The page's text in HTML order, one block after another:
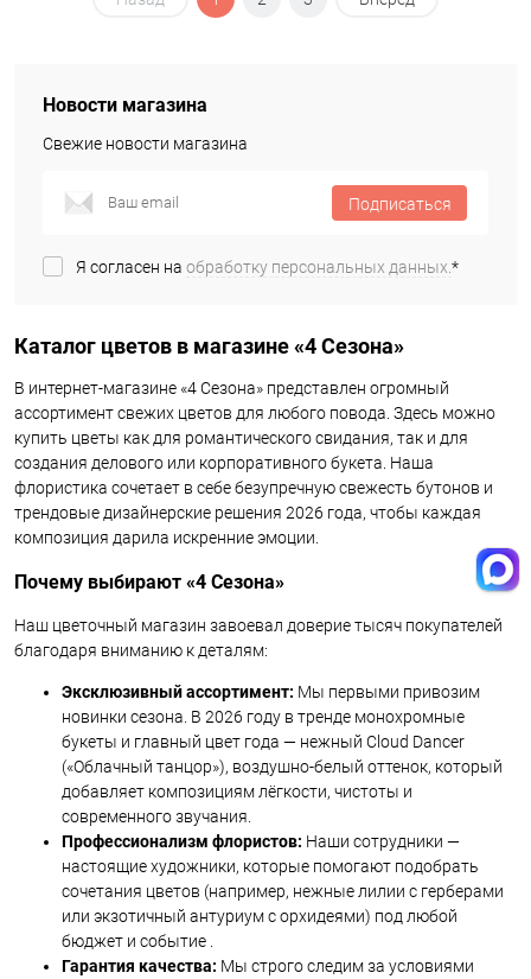
Новости магазина
Свежие новости магазина
Подписаться
Я согласен на обработку персональных данных.*
Каталог цветов в магазине «4 Сезона»
В интернет-магазине «4 Сезона» представлен огромный
ассортимент свежих цветов для любого повода. Здесь можно
купить цветы как для романтического свидания, так и для
создания делового или корпоративного букета. Наша
флористика сочетает в себе безупречную свежесть бутонов и
трендовые дизайнерские решения 2026 года, чтобы каждая
композиция дарила искренние эмоции.
Почему выбирают «4 Сезона»
Наш цветочный магазин завоевал доверие тысяч покупателей
благодаря вниманию к деталям:
Эксклюзивный ассортимент: Мы первыми привозим
новинки сезона. В 2026 году в тренде монохромные
букеты и главный цвет года — нежный Cloud Dancer
(«Облачный танцор»), воздушно-белый оттенок, который
добавляет композициям лёгкости, чистоты и
современного звучания.
Профессионализм флористов: Наши сотрудники —
настоящие художники, которые помогают подобрать
сочетания цветов (например, нежные лилии с герберами
или экзотичный антуриум с орхидеями) под любой
бюджет и событие .
Гарантия качества: Мы строго следим за условиями